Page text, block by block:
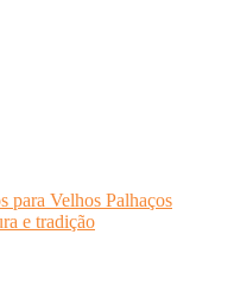
para Velhos Palhaços
e tradição